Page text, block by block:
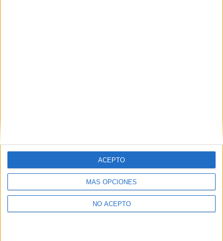
MÁS OPCIONES
NO ACEPTO
ACEPTO